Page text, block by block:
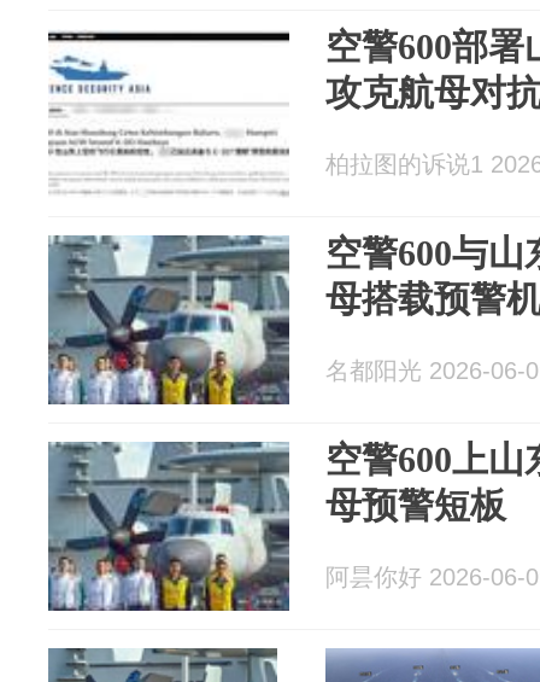
空警600部
攻克航母对
柏拉图的诉说1
空警600与
母搭载预警
名都阳光 2026-06-
空警600上
母预警短板
阿昙你好 2026-06-